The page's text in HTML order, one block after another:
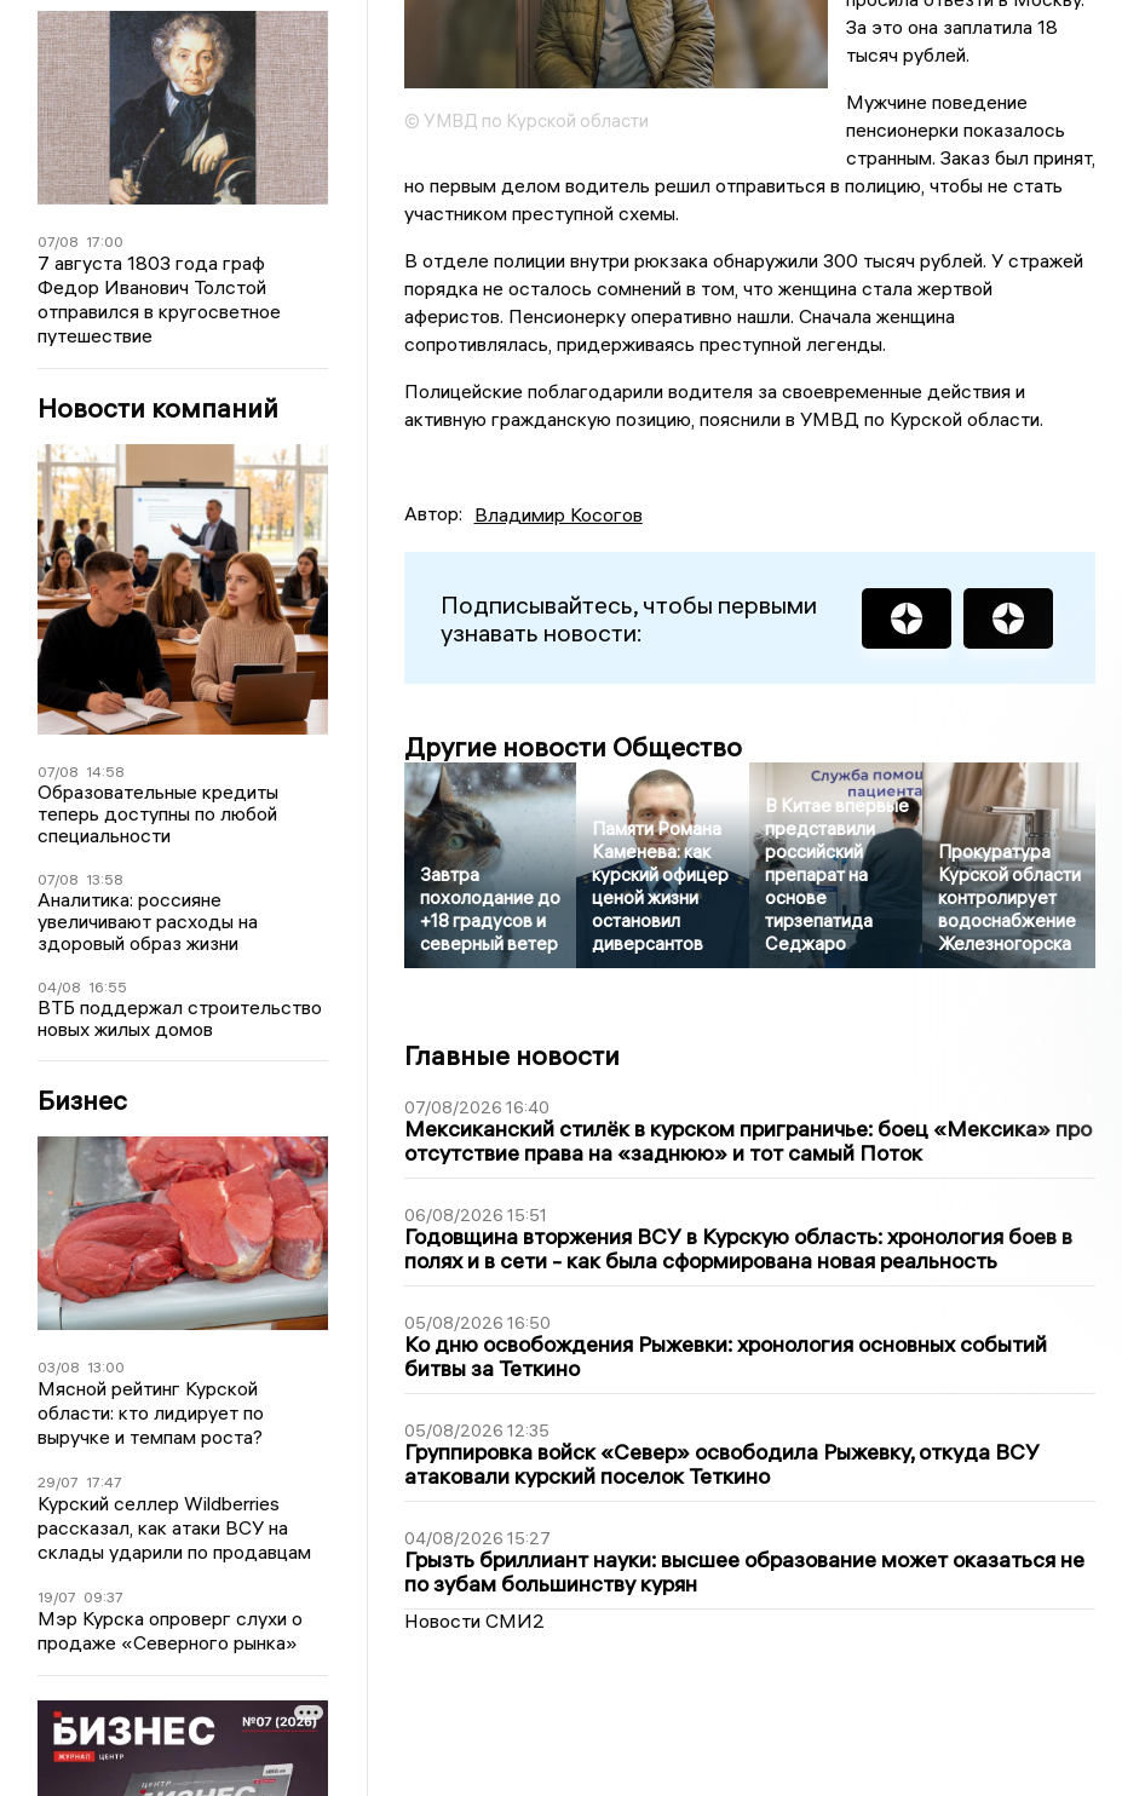
07/08 17:00
7 августа 1803 года граф
Федор Иванович Толстой
отправился в кругосветное
путешествие
Новости компаний
07/08 14:58
Образовательные кредиты
теперь доступны по любой
специальности
07/08 13:58
Аналитика: россияне
увеличивают расходы на
здоровый образ жизни
04/08 16:55
ВТБ поддержал строительство
новых жилых домов
Бизнес
03/08 13:00
Мясной рейтинг Курской
области: кто лидирует по
выручке и темпам роста?
29/07 17:47
Курский селлер Wildberries
рассказал, как атаки ВСУ на
склады ударили по продавцам
19/07 09:37
Мэр Курска опроверг слухи о
продаже «Северного рынка»
© УМВД по Курской области
За это она заплатила 18
тысяч рублей.
Мужчине поведение
пенсионерки показалось
странным. Заказ был принят,
но первым делом водитель решил отправиться в полицию, чтобы не стать
участником преступной схемы.
В отделе полиции внутри рюкзака обнаружили 300 тысяч рублей. У стражей
порядка не осталось сомнений в том, что женщина стала жертвой
аферистов. Пенсионерку оперативно нашли. Сначала женщина
сопротивлялась, придерживаясь преступной легенды.
Полицейские поблагодарили водителя за своевременные действия и
активную гражданскую позицию, пояснили в УМВД по Курской области.
Автор: Владимир Косогов
Подписывайтесь, чтобы первыми
узнавать новости:
Другие новости Общество
Завтра
похолодание до
+18 градусов и
северный ветер
Памяти Романа
Каменева: как
курский офицер
ценой жизни
остановил
диверсантов
В Китае впервые
представили
российский
препарат на
основе
тирзепатида
Седжаро
Прокуратура
Курской области
контролирует
водоснабжение
Железногорска
Главные новости
07/08/2026 16:40
Мексиканский стилёк в курском приграничье: боец «Мексика» про
отсутствие права на «заднюю» и тот самый Поток
06/08/2026 15:51
Годовщина вторжения ВСУ в Курскую область: хронология боев в
полях и в сети - как была сформирована новая реальность
05/08/2026 16:50
Ко дню освобождения Рыжевки: хронология основных событий
битвы за Теткино
05/08/2026 12:35
Группировка войск «Север» освободила Рыжевку, откуда ВСУ
атаковали курский поселок Теткино
04/08/2026 15:27
Грызть бриллиант науки: высшее образование может оказаться не
по зубам большинству курян
Новости СМИ2